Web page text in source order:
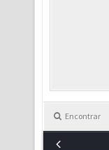
Encontrar